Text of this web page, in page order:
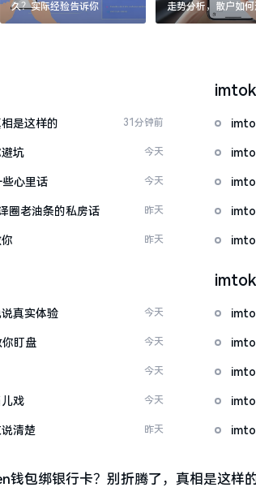
久？实际经验告诉你
走势分析，散户如何
涨杀跌被套牢
是这样的 31分钟前
坑 今天
心里话 今天
圈老油条的私房话 昨天
昨天
真实体验 今天
盯盘 今天
今天
戏 今天
清楚 昨天
钱包绑银行卡？别折腾了，真相是这样